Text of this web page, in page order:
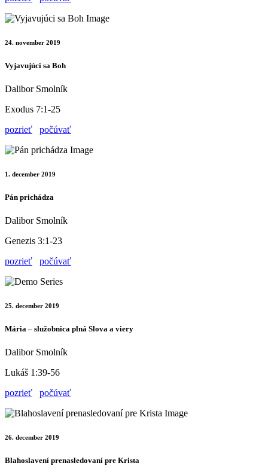
24. november 2019
Vyjavujúci sa Boh
Dalibor Smolník
Exodus 7:1-25
pozrieť
počúvať
1. december 2019
Pán prichádza
Dalibor Smolník
Genezis 3:1-23
pozrieť
počúvať
25. december 2019
Mária – služobnica plná Slova a viery
Dalibor Smolník
Lukáš 1:39-56
pozrieť
počúvať
26. december 2019
Blahoslavení prenasledovaní pre Krista